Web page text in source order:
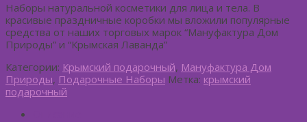
Наборы натуральной косметики для лица и тела. В
красивые праздничные коробки мы вложили популярные
средства от наших торговых марок “Мануфактура Дом
Природы” и “Крымская Лаванда”
Категории: Крымский подарочный, Мануфактура Дом
Природы, Подарочные Наборы Метка: крымский
подарочный